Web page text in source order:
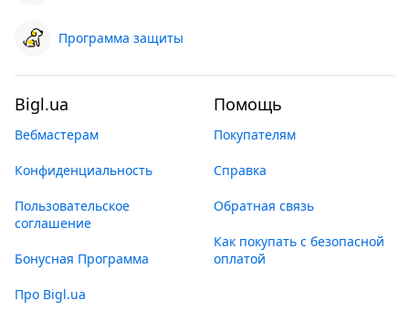
Программа защиты
Bigl.ua
Вебмастерам
Конфиденциальность
Пользовательское
соглашение
Бонусная Программа
Про Bigl.ua
Помощь
Покупателям
Справка
Обратная связь
Как покупать с безопасной
оплатой